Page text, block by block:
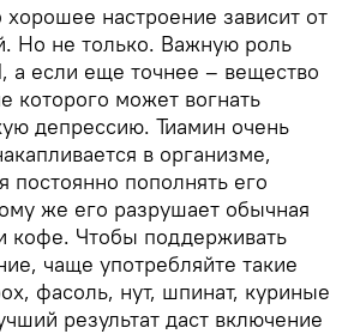
хорошее настроение зависит от
Но не только. Важную роль
а если еще точнее – вещество
которого может вогнать
депрессию. Тиамин очень
в организме,
постоянно пополнять его
же его разрушает обычная
кофе. Чтобы поддерживать
чаще употребляйте такие
фасоль, нут, шпинат, куриные
результат даст включение